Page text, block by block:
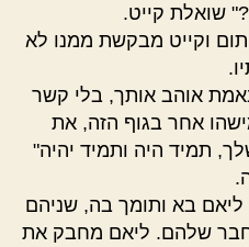
שואלת קייט.
וקייט מבקשת ממנו לא
אוהב אותך, בלי קשר
אחר בגוף הזה, את
תמיד היה ותמיד יהיה"
ליאם בא ותומך בה, שניהם
שלהם. ליאם מחבק את